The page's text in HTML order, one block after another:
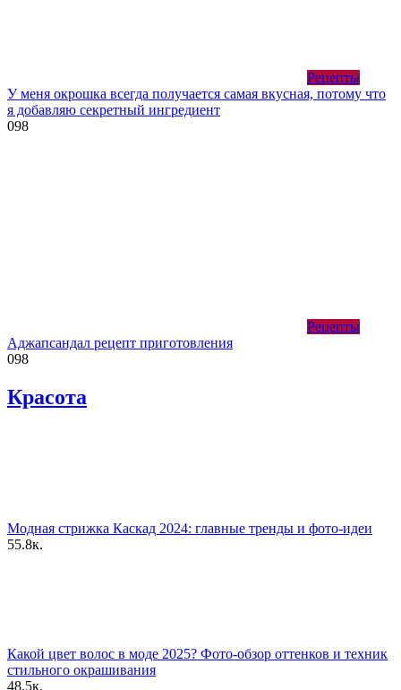
Рецепты
У меня окрошка всегда получается самая вкусная, потому что
я добавляю секретный ингредиент
098
Рецепты
Аджапсандал рецепт приготовления
098
Красота
Модная стрижка Каскад 2024: главные тренды и фото-идеи
55.8к.
Какой цвет волос в моде 2025? Фото-обзор оттенков и техник
стильного окрашивания
48.5к.